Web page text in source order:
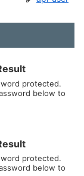
protected.
below to
protected.
below to